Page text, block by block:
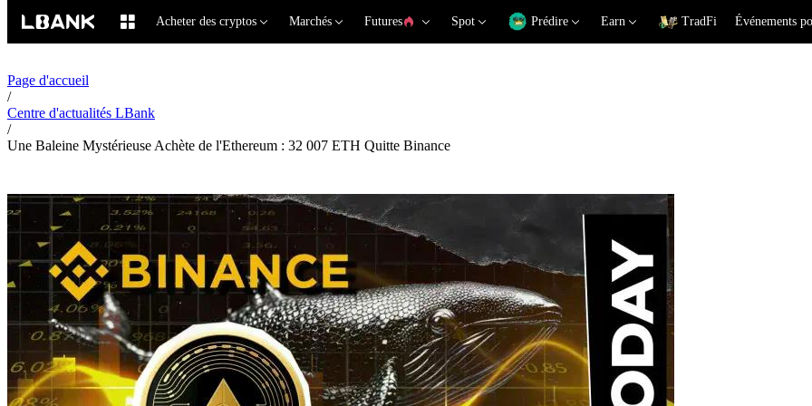
Acheter des cryptos Marchés Futures Spot Prédire Earn TradFi Événements
Page d'accueil
/
Centre d'actualités LBank
/
Une Baleine Mystérieuse Achète de l'Ethereum : 32 007 ETH Quitte Binance